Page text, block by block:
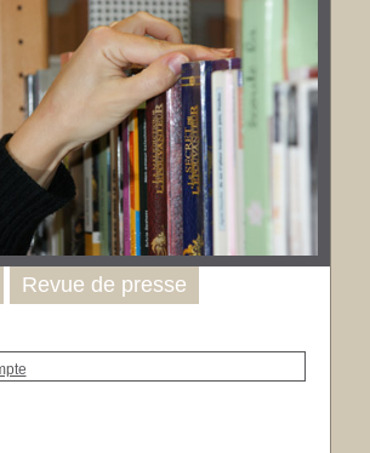
Revue de presse